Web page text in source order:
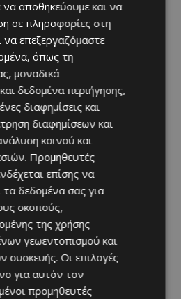
να αποθηκεύουμε και να
σε πληροφορίες στη
να επεξεργαζόμαστε
όπως τη
μοναδικά
δεδομένα περιήγησης,
διαφημίσεις και
διαφημίσεων και
κοινού και
Προμηθευτές
επίσης να
τα δεδομένα σας για
σκοπούς,
της χρήσης
γεωεντοπισμού και
συσκευής. Οι επιλογές
για αυτόν τον
προμηθευτές